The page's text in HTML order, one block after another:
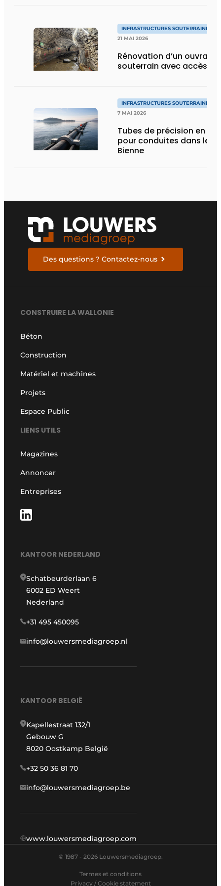
INFRASTRUCTURES SOUTERRAINES
21 MAI 2026
Rénovation d’un ouvrage
souterrain avec accès
INFRASTRUCTURES SOUTERRAINES
7 MAI 2026
Tubes de précision en PE
pour conduites dans le
Bienne
Des questions ? Contactez-nous
CONSTRUIRE LA WALLONIE
Béton
Construction
Matériel et machines
Projets
Espace Public
LIENS UTILS
Magazines
Annoncer
Entreprises
KANTOOR NEDERLAND
Schatbeurderlaan 6
6002 ED Weert
Nederland
+31 495 450095
info@louwersmediagroep.nl
KANTOOR BELGIË
Kapellestraat 132/1
Gebouw G
8020 Oostkamp België
+32 50 36 81 70
info@louwersmediagroep.be
www.louwersmediagroep.com
© 1987 - 2026 Louwersmediagroep.
Termes et conditions
Privacy / Cookie statement